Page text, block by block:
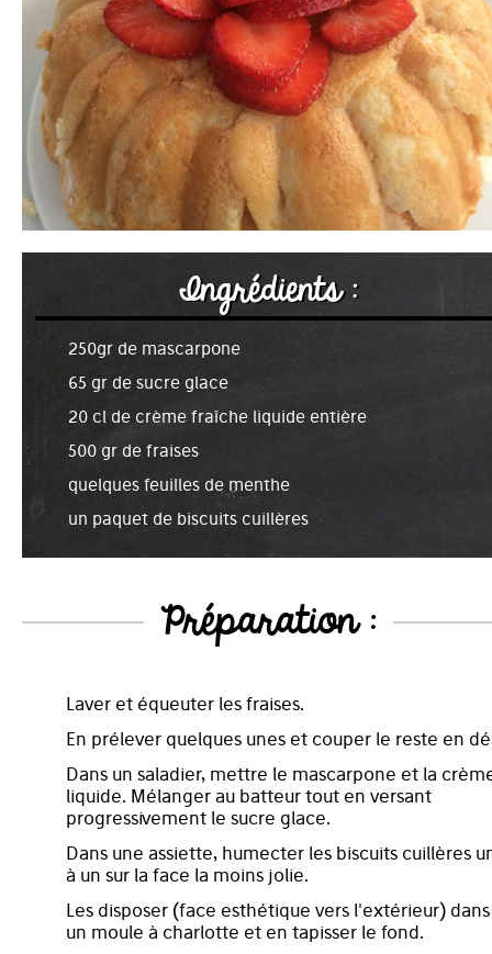
Ingrédients :
250gr de mascarpone
65 gr de sucre glace
20 cl de crème fraîche liquide entière
500 gr de fraises
quelques feuilles de menthe
un paquet de biscuits cuillères
Préparation :
Laver et équeuter les fraises.
En prélever quelques unes et couper le reste en
Dans un saladier, mettre le mascarpone et la
liquide. Mélanger au batteur tout en versant
progressivement le sucre glace.
Dans une assiette, humecter les biscuits cuillères
à un sur la face la moins jolie.
Les disposer (face esthétique vers l'extérieur) dans
un moule à charlotte et en tapisser le fond.